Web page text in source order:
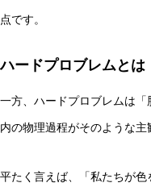
点です。
ハードプロブレムとは
一方、ハードプロブレムは
内の物理過程がそのような
平たく言えば、「私たちが色